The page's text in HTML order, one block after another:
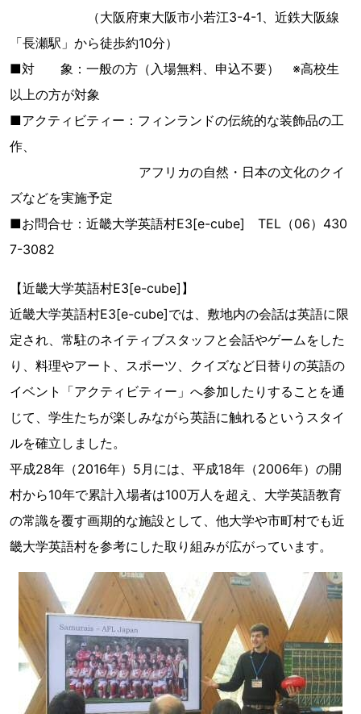
（大阪府東大阪市小若江3-4-1、近鉄大阪線
「長瀬駅」から徒歩約10分）
■対 象：一般の方（入場無料、申込不要） ※高校生
以上の方が対象
■アクティビティー：フィンランドの伝統的な装飾品の工
作、
アフリカの自然・日本の文化のクイ
ズなどを実施予定
■お問合せ：近畿大学英語村E3[e-cube] TEL（06）430
7-3082
【近畿大学英語村E3[e-cube]】
近畿大学英語村E3[e-cube]では、敷地内の会話は英語に限
定され、常駐のネイティブスタッフと会話やゲームをした
り、料理やアート、スポーツ、クイズなど日替りの英語の
イベント「アクティビティー」へ参加したりすることを通
じて、学生たちが楽しみながら英語に触れるというスタイ
ルを確立しました。
平成28年（2016年）5月には、平成18年（2006年）の開
村から10年で累計入場者は100万人を超え、大学英語教育
の常識を覆す画期的な施設として、他大学や市町村でも近
畿大学英語村を参考にした取り組みが広がっています。